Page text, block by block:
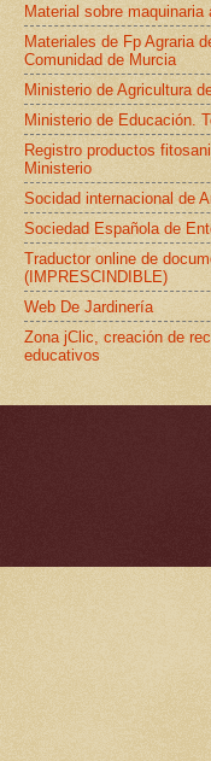
Material sobre maquinaria
Materiales de Fp Agraria
Comunidad de Murcia
Ministerio de Agricultura
Ministerio de Educación.
Registro productos
Ministerio
Socidad internacional de
Sociedad Española de
Traductor online de
(IMPRESCINDIBLE)
Web De Jardinería
Zona jClic, creación de
educativos